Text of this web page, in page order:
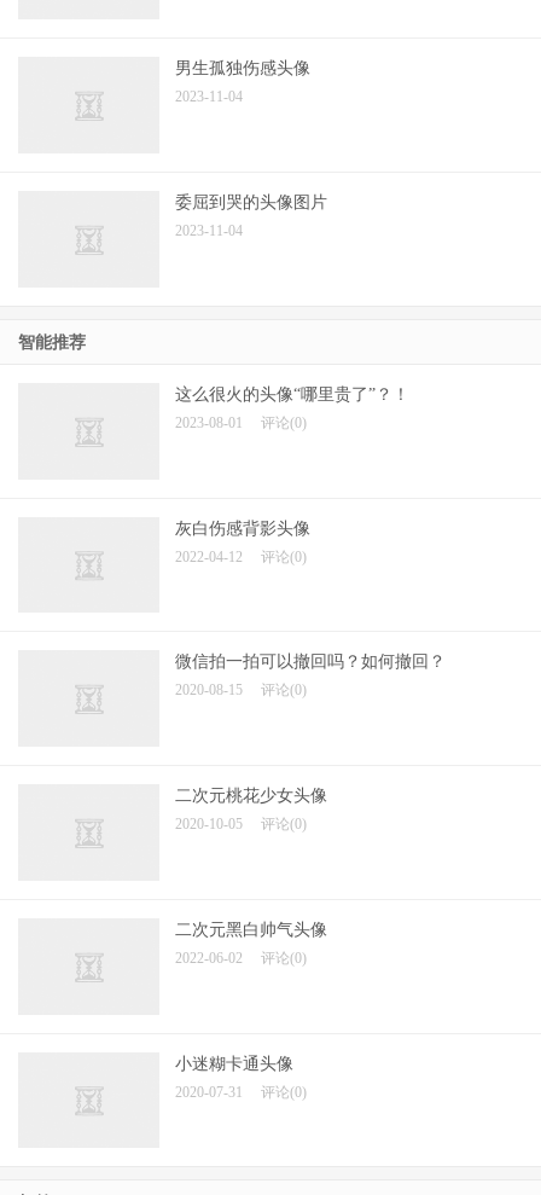
男生孤独伤感头像
2023-11-04
委屈到哭的头像图片
2023-11-04
智能推荐
这么很火的头像“哪里贵了”？！
2023-08-01 评论(0)
灰白伤感背影头像
2022-04-12 评论(0)
微信拍一拍可以撤回吗？如何撤回？
2020-08-15 评论(0)
二次元桃花少女头像
2020-10-05 评论(0)
二次元黑白帅气头像
2022-06-02 评论(0)
小迷糊卡通头像
2020-07-31 评论(0)